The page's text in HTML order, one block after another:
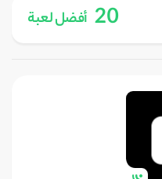
20 أفضل لعبة